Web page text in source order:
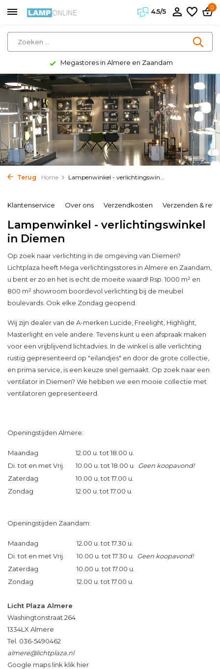
4.5/5
0
Megastores in Almere en Zaandam
Terug Home Lampenwinkel - verlichtingswin...
Klantenservice Over ons Verzendkosten Verzenden &
Lampenwinkel - verlichtingswinkel
in Diemen
Op zoek naar verlichting in de omgeving van Diemen?
Lichtplaza heeft Mega verlichtingsstores in Almere en Zaandam,
u bent er zo en het is echt de moeite waard! Rsp. 1000 m² en
800 m² showroom boordevol verlichting bij de meubel
boulevards. Ook elke Zondag geopend.
Wij zijn dealer van de A-merken Lucide, Freelight, Highlight,
Masterlight en vele andere. Tevens kunt u een afspraak maken
voor een vrijblijvend lichtadvies. In de winkel is alle verlichting
rustig gepresenteerd op "eilandjes" en door de grote collectie,
en prima service, is een keuze snel gemaakt. Op zoek naar een
ventilator in Diemen? We hebben we een mooie collectie met
ventilatoren gepresenteerd.
Openingstijden Almere:
Maandag
12.00 u. tot 18.00 u.
Di. tot en met Vrij.
10.00 u. tot 18.00 u. Geen koopavond!
Zaterdag
10.00 u. tot 17.00 u.
Zondag
12.00 u. tot 17.00 u.
Openingstijden Zaandam:
Maandag
12.00 u. tot 17.30 u.
Di. tot en met Vrij.
10.00 u. tot 17.30 u. Geen koopavond!
Zaterdag
10.00 u. tot 17.00 u.
Zondag
12.00 u. tot 17.00 u.
Licht Plaza Almere
Washingtonstraat 264
1334LX Almere
Tel. 036-5490462
almere@lichtplaza.nl
Google maps link klik hier